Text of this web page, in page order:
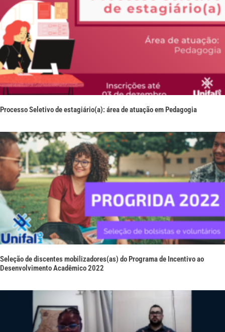
Processo Seletivo de estagiário(a): área de atuação em Pedagogia
Seleção de discentes mobilizadores(as) do Programa de Incentivo ao
Desenvolvimento Acadêmico 2022